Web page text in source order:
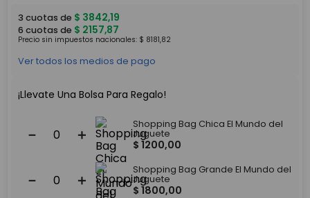
3 cuotas de $ 3842,19
6 cuotas de $ 2157,87
Precio sin impuestos nacionales: $ 8181,82
Ver todos los medios de pago
¡Llevate Una Bolsa Para Regalo!
＋
－
Shopping Bag Chica El Mundo del
Juguete
$ 1200,00
＋
－
Shopping Bag Grande El Mundo del
Juguete
$ 1800,00